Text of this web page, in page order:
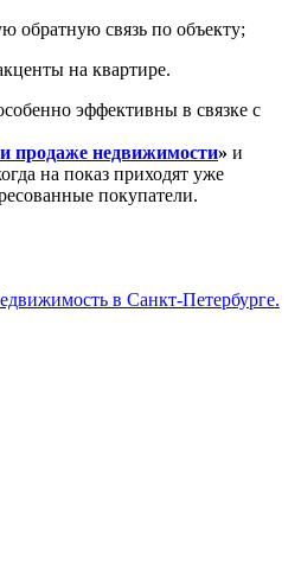
обратную связь по объекту;
на квартире.
эффективны в связке с
продаже недвижимости» и
на показ приходят уже
покупатели.